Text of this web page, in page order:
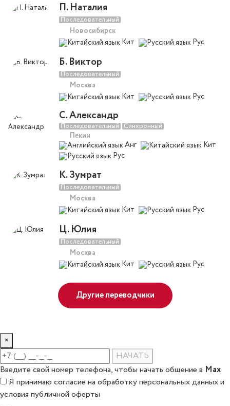
П. Наталия
Последовательный
Новосибирск
Кит Рус
Б. Виктор
Последовательный
Москва
Кит Рус
С. Александр
Последовательный Синхронный
Пекин
Анг
Кит
Рус
К. Зумрат
Последовательный
Москва
Кит Рус
Ц. Юлия
Последовательный
Москва
Кит Рус
Другие переводчики
×
НАЧАТЬ
Введите свой номер телефона, чтобы начать общение в Max
Я принимаю согласие на обработку персональных данных и
условия публичной оферты